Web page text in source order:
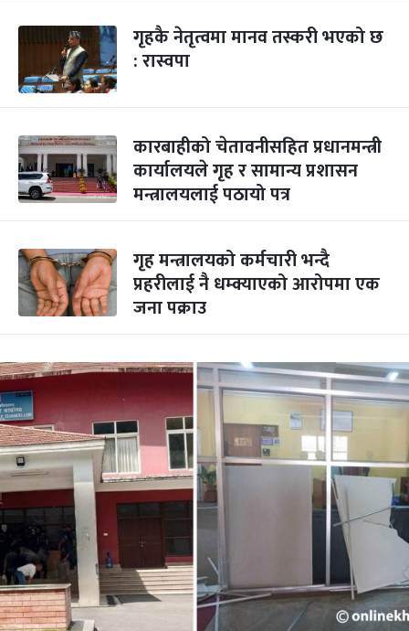
गृहकै नेतृत्वमा मानव तस्करी भएको छ
: रास्वपा
कारबाहीको चेतावनीसहित प्रधानमन्त्री
कार्यालयले गृह र सामान्य प्रशासन
मन्त्रालयलाई पठायो पत्र
गृह मन्त्रालयको कर्मचारी भन्दै
प्रहरीलाई नै धम्क्याएको आरोपमा एक
जना पक्राउ